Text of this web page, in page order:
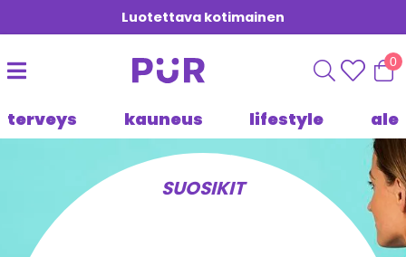
Luotettava kotimainen
0
terveys kauneus lifestyle ale
SUOSIKIT